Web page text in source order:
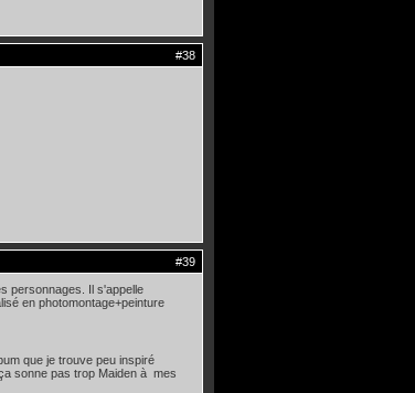
#38
#39
personnages. Il s'appelle
en photomontage+peinture
que je trouve peu inspiré
sonne pas trop Maiden à mes